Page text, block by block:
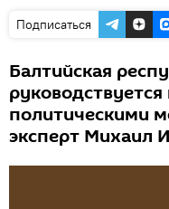
Подписаться
Балтийская
политическими
эксперт Михаил